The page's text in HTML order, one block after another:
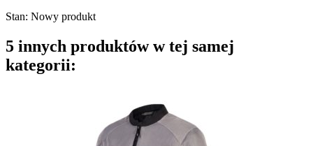
Stan: Nowy produkt
5 innych produktów w tej samej
kategorii: